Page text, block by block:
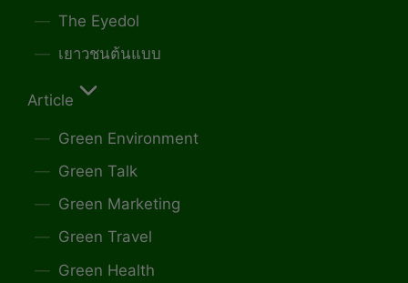
The Eyedol
เยาวชนต้นแบบ
Article
Green Environment
Green Talk
Green Marketing
Green Travel
Green Health